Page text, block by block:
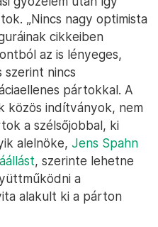
„Nincs nagy optimista
cikkeiben
az is lényeges,
szerint nincs
pártokkal. A
közös indítványok, nem
a szélsőjobbal, ki
alelnöke, Jens Spahn
, szerinte lehetne
a
alakult ki a párton